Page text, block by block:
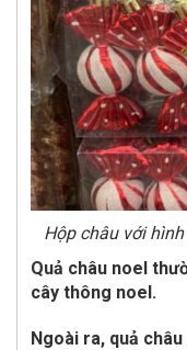
Hộp châu với
Quả châu noel
cây thông noel.
Ngoài ra, quả